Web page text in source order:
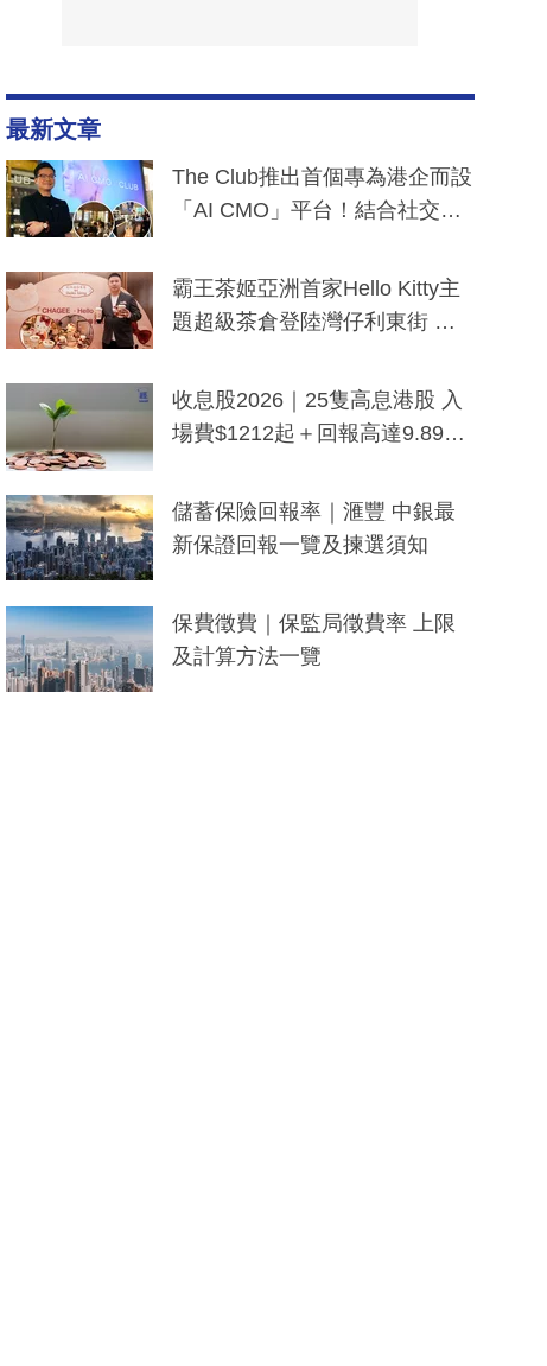
最新文章
The Club推出首個專為港企而設
「AI CMO」平台！結合社交聆
分鐘生成「貼地」宣傳短片
霸王茶姬亞洲首家Hello Kitty主
題超級茶倉登陸灣仔利東街 推
y及香港限定特調系列
收息股2026｜25隻高息港股 入
場費$1212起＋回報高達9.89
儲蓄保險回報率｜滙豐 中銀最
新保證回報一覽及揀選須知
保費徵費｜保監局徵費率 上限
及計算方法一覽